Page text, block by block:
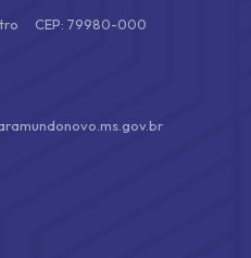
CEP: 79980-000